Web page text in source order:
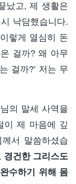
났고, 제 생활은
낙담했습니다.
렇게 열심히 돈
걸까? 왜 아무
걸까?’ 저는 무
의 말세 사역을
이 제 마음에 깊
서 말씀하셨습
경건한 그리스도
수하기 위해 몸